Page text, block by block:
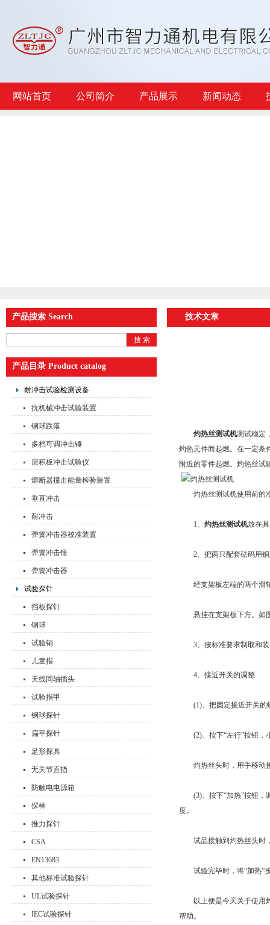
网站首页 公司简介 产品展示 新闻动态
产品搜索 Search
产品目录 Product catalog
耐冲击试验检测设备
抗机械冲击试验装置
钢球跌落
多档可调冲击锤
层积板冲击试验仪
熔断器撞击能量检验装置
垂直冲击
耐冲击
弹簧冲击器校准装置
弹簧冲击锤
弹簧冲击器
试验探针
挡板探针
钢球
试验销
儿童指
天线同轴插头
试验指甲
钢球探针
扁平探针
足形探具
无关节直指
防触电电源箱
探棒
推力探针
CSA
EN13683
其他标准试验探针
UL试验探针
IEC试验探针
技术文章
灼热丝测试机测试稳定
灼热元件而起燃。在一定条
附近的零件起燃。灼热丝试
灼热丝测试机使用前的
1、 灼热丝测试机放在
2、把两只配套砝码用铜
经支架板左端的两个滑
悬挂在支架板下方。如
3、按标准要求制取和装
4、接近开关的调整
(1)、把固定接近开关的
(2)、按下“左行”按钮，
灼热丝头时，用手移动接
(3)、按下“加热”按钮，
度。
试品接触到灼热丝头时，
试验完毕时，将“加热”按
以上便是今天关于使用灼
帮助。